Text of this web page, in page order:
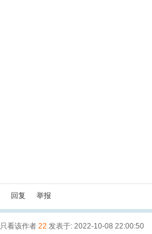
回复 举报
只看该作者 22 发表于: 2022-10-08 22:00:50